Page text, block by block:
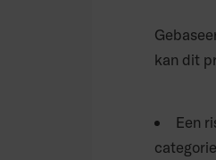
kan dit
Een